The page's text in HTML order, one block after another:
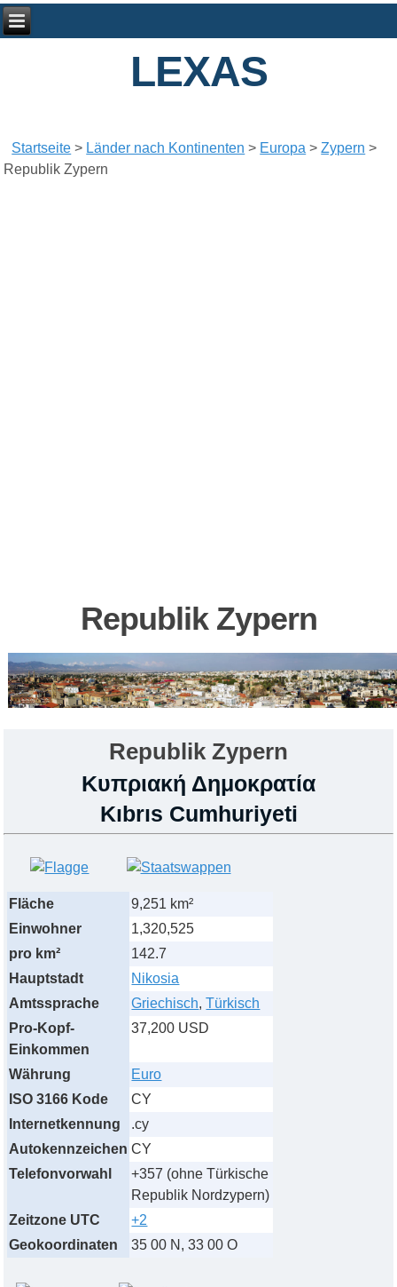
LEXAS
Startseite > Länder nach Kontinenten > Europa >Zypern >
Republik Zypern
Republik Zypern
Republik Zypern
Κυπριακή Δημοκρατία
Kıbrıs Cumhuriyeti
Fläche
9,251 km²
Einwohner
1,320,525
pro km²
142.7
Hauptstadt
Nikosia
Amtssprache
Griechisch,Türkisch
Pro-Kopf-
Einkommen
37,200 USD
Währung
Euro
ISO 3166 Kode
CY
Internetkennung
.cy
Autokennzeichen CY
Telefonvorwahl
+357 (ohne Türkische
Republik Nordzypern)
Zeitzone UTC
+2
Geokoordinaten
35 00 N, 33 00 O